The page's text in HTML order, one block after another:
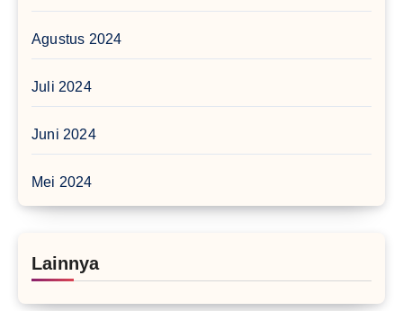
Agustus 2024
Juli 2024
Juni 2024
Mei 2024
Lainnya